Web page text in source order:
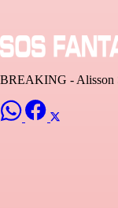
BREAKING - Alisson